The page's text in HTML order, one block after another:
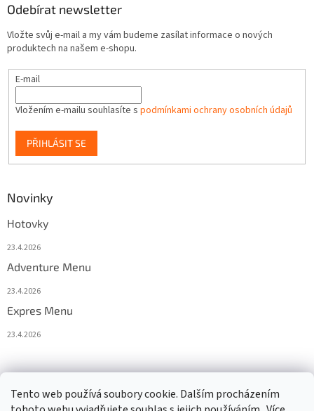
Tento web používá soubory cookie. Dalším procházením
Odebírat newsletter
Vložte svůj e-mail a my vám budeme zasílat informace o nových
produktech na našem e-shopu.
E-mail
Vložením e-mailu souhlasíte s podmínkami ochrany osobních údajů
PŘIHLÁSIT SE
Novinky
Hotovky
23.4.2026
Adventure Menu
23.4.2026
Expres Menu
23.4.2026